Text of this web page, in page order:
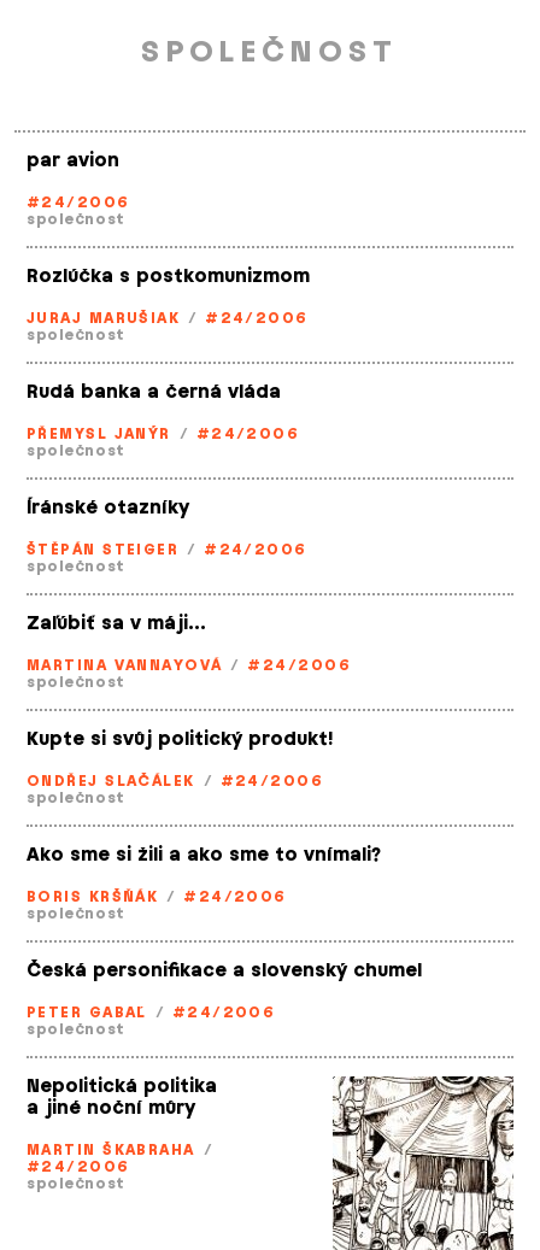
SPOLEČNOST
par avion
#24/2006
společnost
Rozlúčka s postkomunizmom
JURAJ MARUŠIAK / #24/2006
společnost
Rudá banka a černá vláda
PŘEMYSL JANÝR / #24/2006
společnost
Íránské otazníky
ŠTĚPÁN STEIGER / #24/2006
společnost
Zaľúbiť sa v máji…
MARTINA VANNAYOVÁ / #24/2006
společnost
Kupte si svůj politický produkt!
ONDŘEJ SLAČÁLEK / #24/2006
společnost
Ako sme si žili a ako sme to vnímali?
BORIS KRŠŇÁK / #24/2006
společnost
Česká personifikace a slovenský chumel
PETER GABAĽ / #24/2006
společnost
Nepolitická politika
a jiné noční můry
MARTIN ŠKABRAHA /
#24/2006
společnost